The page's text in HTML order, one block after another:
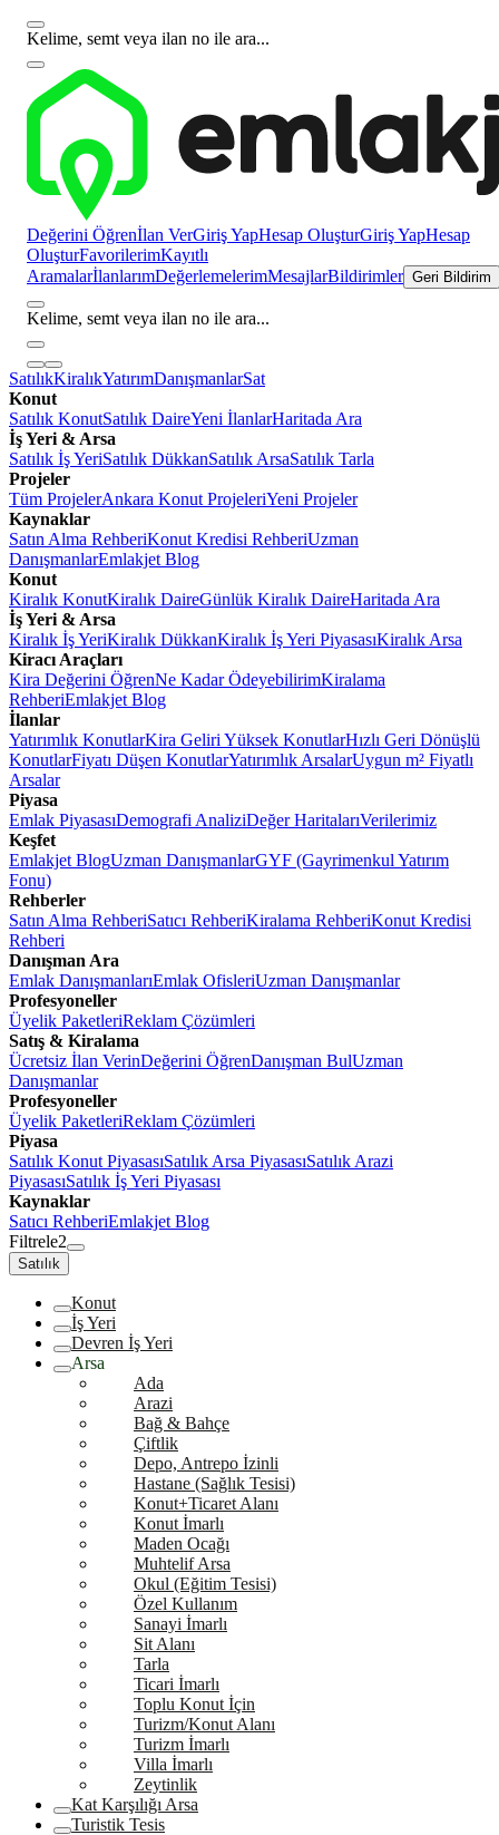
Kelime, semt veya ilan no ile ara...
Değerini Öğrenİlan VerGiriş YapHesap OluşturGiriş YapHesap
OluşturFavorilerimKayıtlı
AramalarİlanlarımDeğerlemelerimMesajlarBildirimler Geri Bildirim
Kelime, semt veya ilan no ile ara...
SatılıkKiralıkYatırımDanışmanlarSat
Konut
Satılık KonutSatılık DaireYeni İlanlarHaritada Ara
İş Yeri & Arsa
Satılık İş YeriSatılık DükkanSatılık ArsaSatılık Tarla
Projeler
Tüm ProjelerAnkara Konut ProjeleriYeni Projeler
Kaynaklar
Satın Alma RehberiKonut Kredisi RehberiUzman
DanışmanlarEmlakjet Blog
Konut
Kiralık KonutKiralık DaireGünlük Kiralık DaireHaritada Ara
İş Yeri & Arsa
Kiralık İş YeriKiralık DükkanKiralık İş Yeri PiyasasıKiralık Arsa
Kiracı Araçları
Kira Değerini ÖğrenNe Kadar ÖdeyebilirimKiralama
RehberiEmlakjet Blog
İlanlar
Yatırımlık KonutlarKira Geliri Yüksek KonutlarHızlı Geri Dönüşlü
KonutlarFiyatı Düşen KonutlarYatırımlık ArsalarUygun m² Fiyatlı
Arsalar
Piyasa
Emlak PiyasasıDemografi AnaliziDeğer HaritalarıVerilerimiz
Keşfet
Emlakjet BlogUzman DanışmanlarGYF (Gayrimenkul Yatırım
Fonu)
Rehberler
Satın Alma RehberiSatıcı RehberiKiralama RehberiKonut Kredisi
Rehberi
Danışman Ara
Emlak DanışmanlarıEmlak OfisleriUzman Danışmanlar
Profesyoneller
Üyelik PaketleriReklam Çözümleri
Satış & Kiralama
Ücretsiz İlan VerinDeğerini ÖğrenDanışman BulUzman
Danışmanlar
Profesyoneller
Üyelik PaketleriReklam Çözümleri
Piyasa
Satılık Konut PiyasasıSatılık Arsa PiyasasıSatılık Arazi
PiyasasıSatılık İş Yeri Piyasası
Kaynaklar
Satıcı RehberiEmlakjet Blog
Filtrele2
Satılık
Konut
İş Yeri
Devren İş Yeri
Arsa
Ada
Arazi
Bağ & Bahçe
Çiftlik
Depo, Antrepo İzinli
Hastane (Sağlık Tesisi)
Konut+Ticaret Alanı
Konut İmarlı
Maden Ocağı
Muhtelif Arsa
Okul (Eğitim Tesisi)
Özel Kullanım
Sanayi İmarlı
Sit Alanı
Tarla
Ticari İmarlı
Toplu Konut İçin
Turizm/Konut Alanı
Turizm İmarlı
Villa İmarlı
Zeytinlik
Kat Karşılığı Arsa
Turistik Tesis